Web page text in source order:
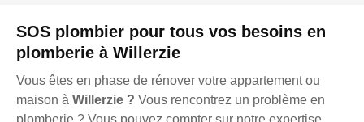
SOS plombier pour tous vos besoins en
plomberie à Willerzie
Vous êtes en phase de rénover votre appartement ou
maison à Willerzie ? Vous rencontrez un problème en